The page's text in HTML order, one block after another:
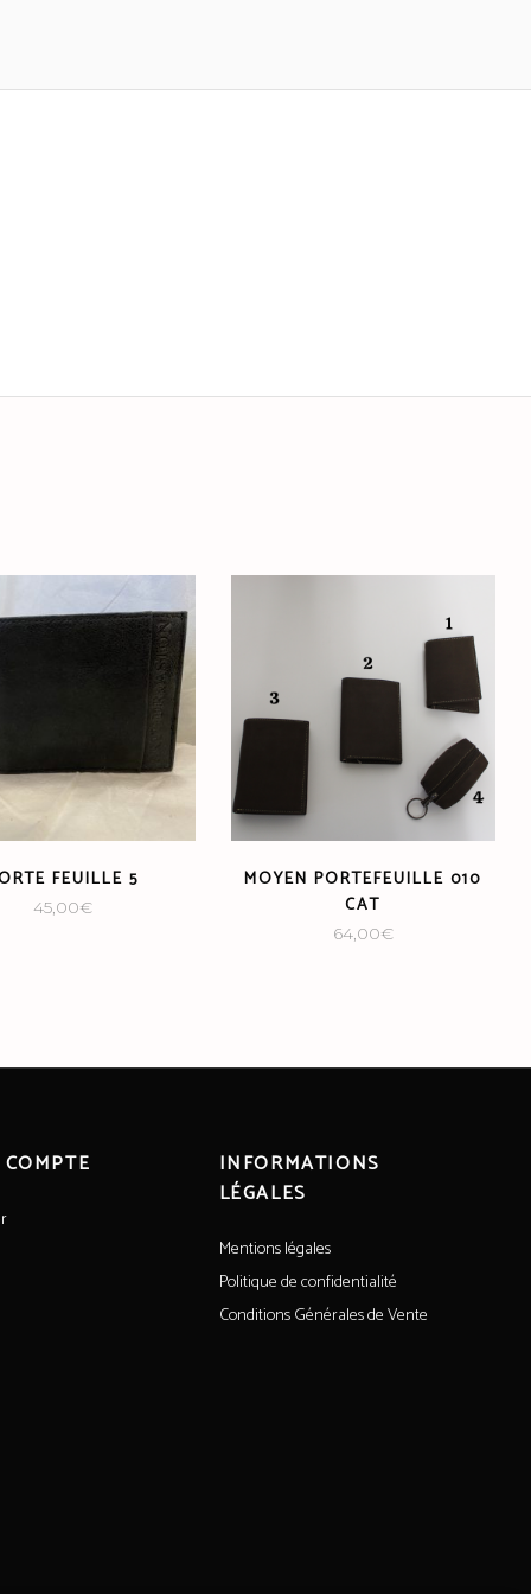
FEUILLE 5
45,00€
MOYEN PORTEFEUILLE 010
CAT
64,00€
INFORMATIONS
LÉGALES
Mentions légales
Politique de confidentialité
Conditions Générales de Vente